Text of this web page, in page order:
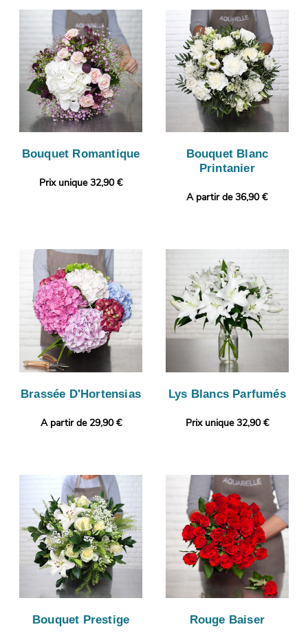
Bouquet Romantique
Prix unique 32,90 €
Bouquet Blanc
Printanier
A partir de 36,90 €
Brassée D'Hortensias
A partir de 29,90 €
Lys Blancs Parfumés
Prix unique 32,90 €
Bouquet Prestige Rouge Baiser